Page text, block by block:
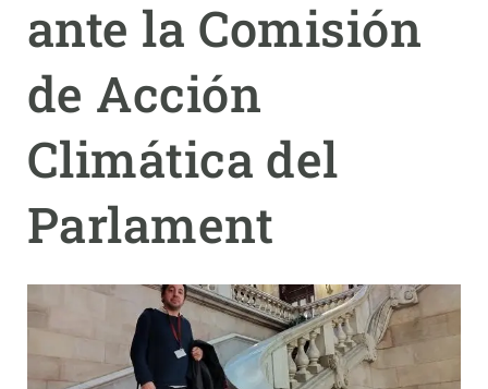
ante la Comisión
de Acción
Climática del
Parlament